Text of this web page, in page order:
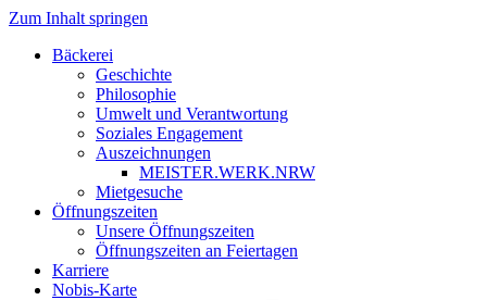
Zum Inhalt springen
Bäckerei
Geschichte
Philosophie
Umwelt und Verantwortung
Soziales Engagement
Auszeichnungen
MEISTER.WERK.NRW
Mietgesuche
Öffnungszeiten
Unsere Öffnungszeiten
Öffnungszeiten an Feiertagen
Karriere
Nobis-Karte